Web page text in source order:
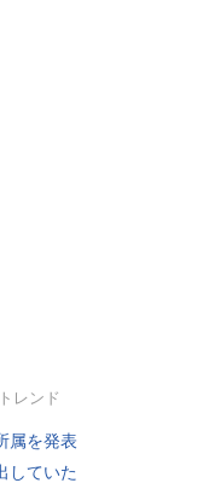
トレンド
属を発表
していた